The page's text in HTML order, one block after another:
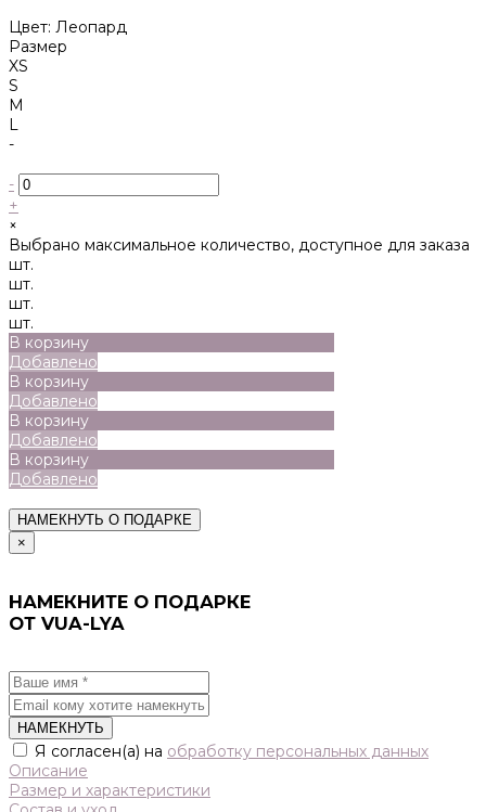
Цвет: Леопард
Размер
XS
S
M
L
-
-
+
×
Выбрано максимальное количество, доступное для заказа
шт.
шт.
шт.
шт.
В корзину
Добавлено
В корзину
Добавлено
В корзину
Добавлено
В корзину
Добавлено
НАМЕКНУТЬ О ПОДАРКЕ
×
НАМЕКНИТЕ О ПОДАРКЕ
ОТ VUA-LYA
НАМЕКНУТЬ
Я согласен(а) на обработку персональных данных
Описание
Размер и характеристики